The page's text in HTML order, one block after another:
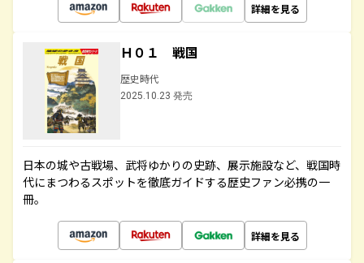
詳細を見る
Ｈ０１ 戦国
歴史時代
2025.10.23 発売
日本の城や古戦場、武将ゆかりの史跡、展示施設など、戦国時
代にまつわるスポットを徹底ガイドする歴史ファン必携の一
冊。
詳細を見る